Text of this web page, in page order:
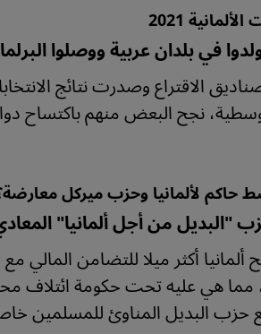
2021
في بلدان عربية ووصلوا
الاقتراع وصدرت نتائج
نجح البعض منهم باكتساح
حاكم لألمانيا وحزب ميركل
"البديل من أجل ألمانيا"
أكثر ميلا للتضامن المالي
هي عليه تحت حكومة ائتلاف
البديل المناوئ للمسلمين خاصةً